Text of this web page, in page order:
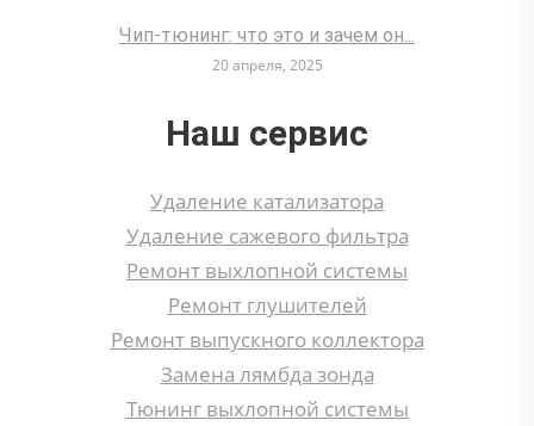
Чип-тюнинг: что это и зачем он...
20 апреля, 2025
Наш сервис
Удаление катализатора
Удаление сажевого фильтра
Ремонт выхлопной системы
Ремонт глушителей
Ремонт выпускного коллектора
Замена лямбда зонда
Тюнинг выхлопной системы